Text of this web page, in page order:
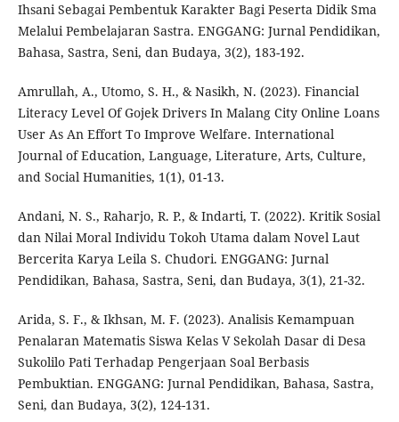
Ihsani Sebagai Pembentuk Karakter Bagi Peserta Didik Sma
Melalui Pembelajaran Sastra. ENGGANG: Jurnal Pendidikan,
Bahasa, Sastra, Seni, dan Budaya, 3(2), 183-192.
Amrullah, A., Utomo, S. H., & Nasikh, N. (2023). Financial
Literacy Level Of Gojek Drivers In Malang City Online Loans
User As An Effort To Improve Welfare. International
Journal of Education, Language, Literature, Arts, Culture,
and Social Humanities, 1(1), 01-13.
Andani, N. S., Raharjo, R. P., & Indarti, T. (2022). Kritik Sosial
dan Nilai Moral Individu Tokoh Utama dalam Novel Laut
Bercerita Karya Leila S. Chudori. ENGGANG: Jurnal
Pendidikan, Bahasa, Sastra, Seni, dan Budaya, 3(1), 21-32.
Arida, S. F., & Ikhsan, M. F. (2023). Analisis Kemampuan
Penalaran Matematis Siswa Kelas V Sekolah Dasar di Desa
Sukolilo Pati Terhadap Pengerjaan Soal Berbasis
Pembuktian. ENGGANG: Jurnal Pendidikan, Bahasa, Sastra,
Seni, dan Budaya, 3(2), 124-131.